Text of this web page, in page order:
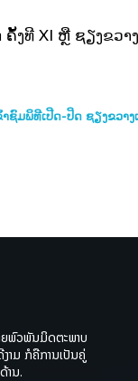
ຄັ້ງທີ XI ຫຼື ຊຽງຂວ
າຊົມພິທີເປີດ-ປິດ ຊຽງຂວາງ
ພົວພັນມິດຕະພາບ
າມ ກໍຄືການເປັນຄູ່
ານ.